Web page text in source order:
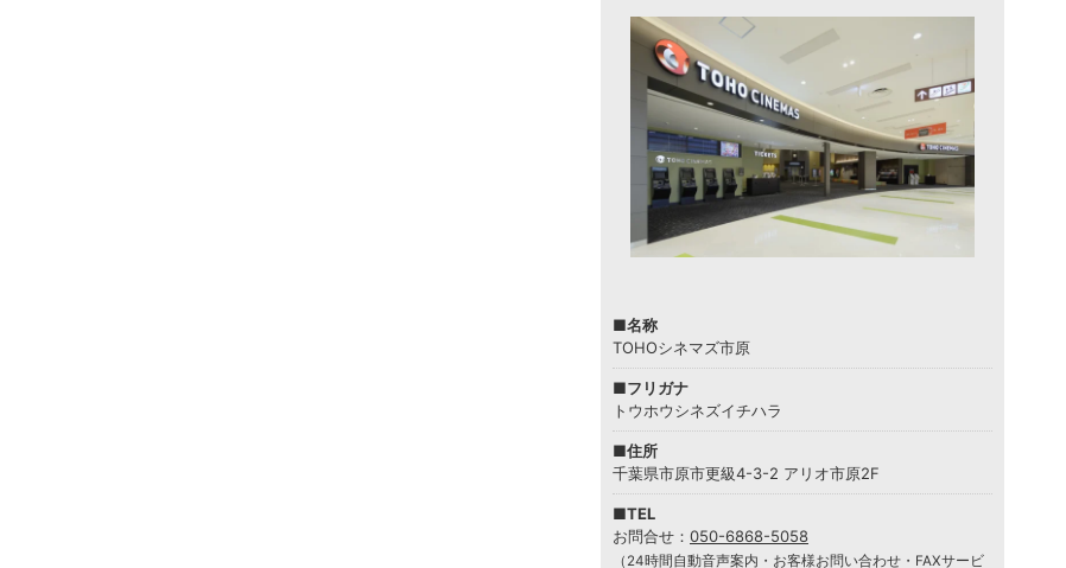
■名称
TOHOシネマズ市原
■フリガナ
トウホウシネズイチハラ
■住所
千葉県市原市更級4-3-2 アリオ市原2F
■TEL
お問合せ： 050-6868-5058
（24時間自動音声案内・お客様お問い合わせ・FAXサービ